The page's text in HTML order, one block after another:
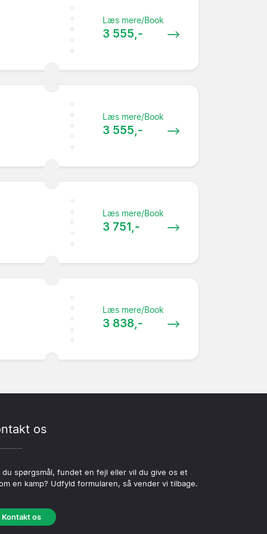
Læs mere/Book
3 555,-
Læs mere/Book
3 555,-
Læs mere/Book
3 751,-
Læs mere/Book
3 838,-
os
du spørgsmål, fundet en fejl eller vil du give os et
en kamp? Udfyld formularen, så vender vi tilbage.
Kontakt os